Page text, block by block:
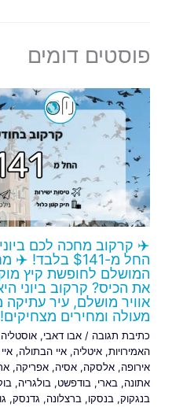
פוסטים דומים
✈️ קרקוב מחכה לכם
החל מ-$141
המושלם לחופשת קיץ
את הכיס? קרקוב ביוני
אוויר מושלם, עיר
מעולה ומחירים מצחיקים!
כתיבת תגובה /אבו דאבי,אוסטליה
האמירויות,איטליה,איי הבתולה,
אירופה,אלסקה,אסיה,אפריקה,
אתונה, בארי, בודפשט, בולגריה,
בנגקוק, בנסקו, ברצלונה, גדנסק,